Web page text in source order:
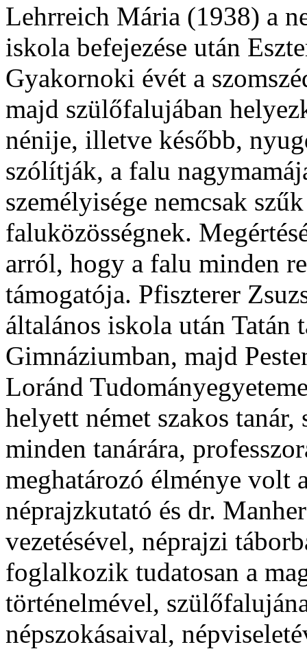
Lehrreich Mária (1938) a
iskola befejezése után
Gyakornoki évét a
majd szülőfalujában
nénije, illetve később,
szólítják, a falu
személyisége nemcsak
faluközösségnek.
arról, hogy a falu minden
támogatója. Pfiszterer
általános iskola után Tatán
Gimnáziumban, majd
Loránd
helyett német szakos
minden tanárára,
meghatározó élménye volt
néprajzkutató és dr.
vezetésével, néprajzi
foglalkozik tudatosan a
történelmével,
népszokásaival,